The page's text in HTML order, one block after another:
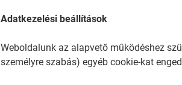
Adatkezelési beállítások
Weboldalunk az alapvető működéshez
személyre szabás) egyéb cookie-kat